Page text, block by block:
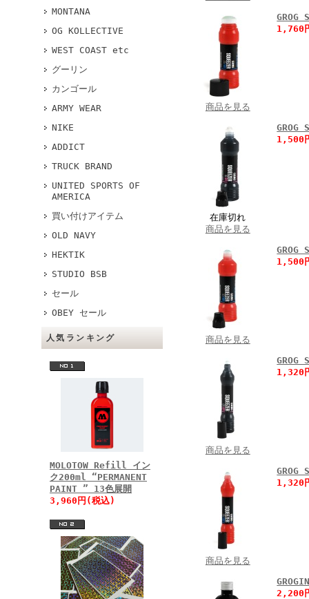
MONTANA
OG KOLLECTIVE
WEST COAST etc
グーリン
カンゴール
ARMY WEAR
NIKE
ADDICT
TRUCK BRAND
UNITED SPORTS OF
AMERICA
買い付けアイテム
OLD NAVY
HEKTIK
STUDIO BSB
セール
OBEY セール
人気ランキング
MOLOTOW Refill イン
ク200ml “PERMANENT
PAINT ” 13色展開
3,960円(税込)
商品を見る
1,760
在庫切れ
商品を見る
1,500
商品を見る
1,500
商品を見る
1,320
商品を見る
1,320
2,200